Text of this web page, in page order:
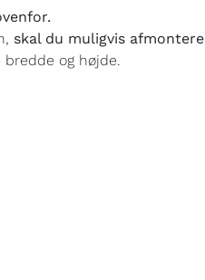
skal du muligvis afmontere
og højde.